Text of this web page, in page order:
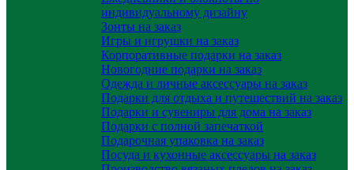
индивидуальному дизайну
Зонты на заказ
Игры и игрушки на заказ
Корпоративные подарки на заказ
Новогодние подарки на заказ
Одежда и личные аксессуары на заказ
Подарки для отдыха и путешествий на заказ
Подарки и сувениры для дома на заказ
Подарки с полной запечаткой
Подарочная упаковка на заказ
Посуда и кухонные аксессуары на заказ